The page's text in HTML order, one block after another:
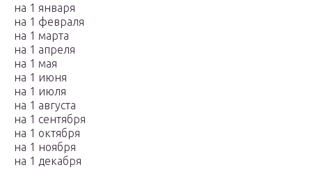
на 1 января
на 1 февраля
на 1 марта
на 1 апреля
на 1 мая
на 1 июня
на 1 июля
на 1 августа
на 1 сентября
на 1 октября
на 1 ноября
на 1 декабря